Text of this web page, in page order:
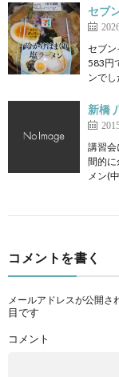
セブ
セブン
583円
ンで
新橋
講習会
間的に
メン(
コメントを書く
メールアドレスが公開さ
目です
コメント